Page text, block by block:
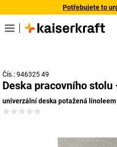
Potřebujete to
Čís.: 946325 49
Deska pracovního
univerzální deska potažená linoleem